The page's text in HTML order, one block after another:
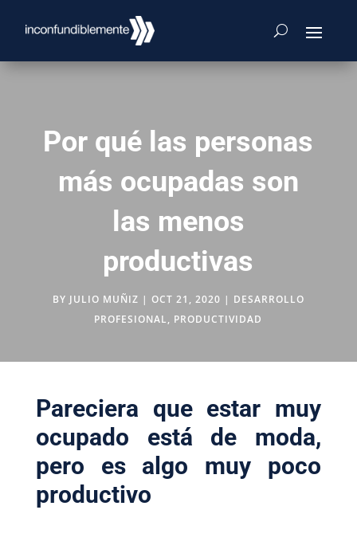
Por qué las personas
más ocupadas son
las menos
productivas
BY JULIO MUÑIZ | OCT 21, 2020 | DESARROLLO
PROFESIONAL, PRODUCTIVIDAD
Pareciera que estar muy
ocupado está de moda,
pero es algo muy poco
productivo